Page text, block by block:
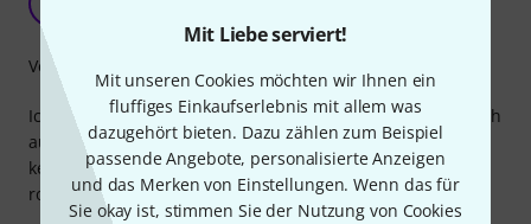
Mit Liebe serviert!
Mit unseren Cookies möchten wir Ihnen ein
fluffiges Einkaufserlebnis mit allem was
dazugehört bieten. Dazu zählen zum Beispiel
passende Angebote, personalisierte Anzeigen
und das Merken von Einstellungen. Wenn das für
Sie okay ist, stimmen Sie der Nutzung von Cookies
Ich habe das Gefühl, dass es speziell für meine Sitar (die ich
aus Indien mitgebracht habe) entworfen wurde. Ich habe
keine Beschwerden. Es ist nicht weich, die Nähte sind
robust
Verarbeitung